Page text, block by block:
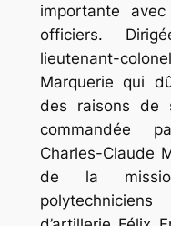
importante
officiers.
lieutenant-
Marquerie qui
des raisons de
commandée
Charles-Claude
de la